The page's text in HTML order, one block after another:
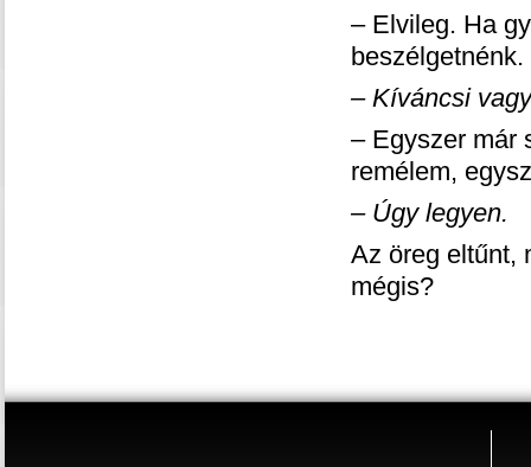
– Elvileg. Ha
– Kíváncsi
– Egyszer már
remélem,
– Úgy legyen.
Az öreg eltűnt,
mégis?